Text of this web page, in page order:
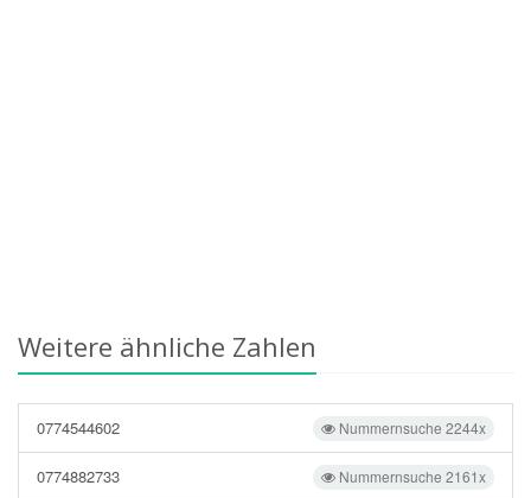
Weitere ähnliche Zahlen
Nummernsuche 2244x
0774544602
Nummernsuche 2161x
0774882733